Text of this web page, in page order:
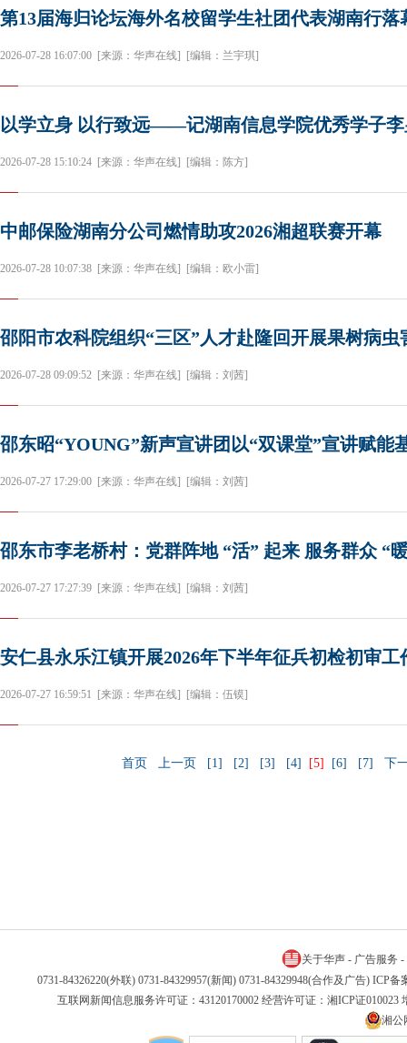
第13届海归论坛海外名校留学生社团代表湖南行落
2026-07-28 16:07:00 [来源：华声在线] [编辑：兰宇琪]
以学立身 以行致远——记湖南信息学院优秀学子
2026-07-28 15:10:24 [来源：华声在线] [编辑：陈方]
中邮保险湖南分公司燃情助攻2026湘超联赛开幕
2026-07-28 10:07:38 [来源：华声在线] [编辑：欧小雷]
邵阳市农科院组织“三区”人才赴隆回开展果树病虫
2026-07-28 09:09:52 [来源：华声在线] [编辑：刘茜]
邵东昭“YOUNG”新声宣讲团以“双课堂”宣讲赋能
2026-07-27 17:29:00 [来源：华声在线] [编辑：刘茜]
邵东市李老桥村：党群阵地 “活” 起来 服务群众 “
2026-07-27 17:27:39 [来源：华声在线] [编辑：刘茜]
安仁县永乐江镇开展2026年下半年征兵初检初审工
2026-07-27 16:59:51 [来源：华声在线] [编辑：伍镆]
首页 上一页 [1] [2] [3] [4] [5] [6] [7] 下
关于华声 - 广告服务 -
0731-84326220(外联) 0731-84329957(新闻) 0731-84329948(合作及广告) ICP备
互联网新闻信息服务许可证：43120170002 经营许可证：湘ICP证
湘公